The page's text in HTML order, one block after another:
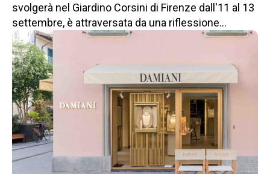
svolgerà nel Giardino Corsini di Firenze dall'11 al 13
settembre, è attraversata da una riflessione...